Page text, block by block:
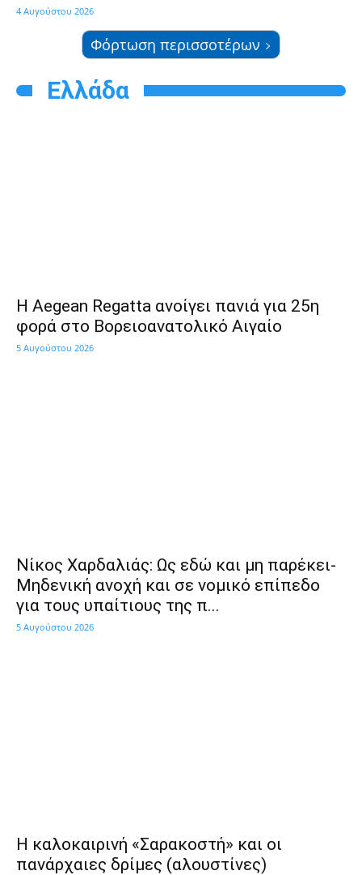
4 Αυγούστου 2026
Φόρτωση περισσοτέρων
Ελλάδα
Η Aegean Regatta ανοίγει πανιά για 25η
φορά στο Βορειοανατολικό Αιγαίο
5 Αυγούστου 2026
Νίκος Χαρδαλιάς: Ως εδώ και μη παρέκει-
Μηδενική ανοχή και σε νομικό επίπεδο
για τους υπαίτιους της π...
5 Αυγούστου 2026
Η καλοκαιρινή «Σαρακοστή» και οι
πανάρχαιες δρίμες (αλουστίνες)